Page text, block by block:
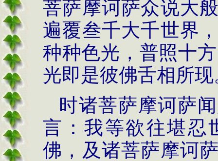
菩萨摩诃萨众说大
遍覆叁千大千世界
种种色光，普照十
光即是彼佛舌相所现
时诸菩萨摩诃萨
言：我等欲往堪忍
佛，及诸菩萨摩诃